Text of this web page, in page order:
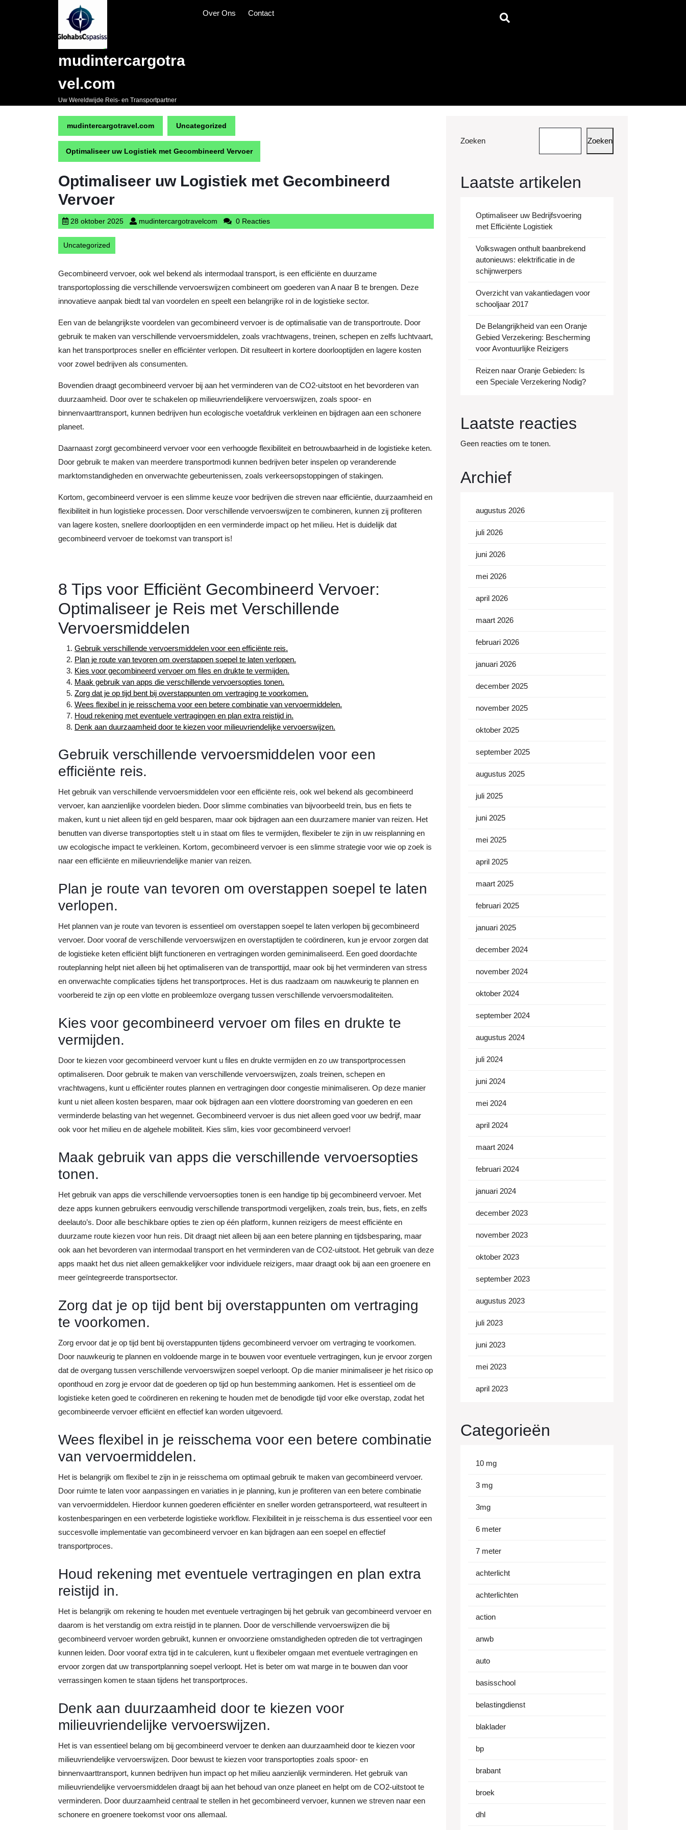
mudintercargotra
vel.com
Uw Wereldwijde Reis- en Transportpartner
Over Ons Contact
mudintercargotravel.com Uncategorized
Optimaliseer uw Logistiek met Gecombineerd Vervoer
Optimaliseer uw Logistiek met Gecombineerd
Vervoer
28 oktober 202528
oktober
mudintercargotravelcom mudintercargotravelcom
0 Reacties
Uncategorized
Gecombineerd vervoer, ook wel bekend als intermodaal transport, is een efficiënte en duurzame
transportoplossing die verschillende vervoerswijzen combineert om goederen van A naar B te brengen. Deze
innovatieve aanpak biedt tal van voordelen en speelt een belangrijke rol in de logistieke sector.
Een van de belangrijkste voordelen van gecombineerd vervoer is de optimalisatie van de transportroute. Door
gebruik te maken van verschillende vervoersmiddelen, zoals vrachtwagens, treinen, schepen en zelfs luchtvaart,
kan het transportproces sneller en efficiënter verlopen. Dit resulteert in kortere doorlooptijden en lagere kosten
voor zowel bedrijven als consumenten.
Bovendien draagt gecombineerd vervoer bij aan het verminderen van de CO2-uitstoot en het bevorderen van
duurzaamheid. Door over te schakelen op milieuvriendelijkere vervoerswijzen, zoals spoor- en
binnenvaarttransport, kunnen bedrijven hun ecologische voetafdruk verkleinen en bijdragen aan een schonere
planeet.
Daarnaast zorgt gecombineerd vervoer voor een verhoogde flexibiliteit en betrouwbaarheid in de logistieke keten.
Door gebruik te maken van meerdere transportmodi kunnen bedrijven beter inspelen op veranderende
marktomstandigheden en onverwachte gebeurtenissen, zoals verkeersopstoppingen of stakingen.
Kortom, gecombineerd vervoer is een slimme keuze voor bedrijven die streven naar efficiëntie, duurzaamheid en
flexibiliteit in hun logistieke processen. Door verschillende vervoerswijzen te combineren, kunnen zij profiteren
van lagere kosten, snellere doorlooptijden en een verminderde impact op het milieu. Het is duidelijk dat
gecombineerd vervoer de toekomst van transport is!
8 Tips voor Efficiënt Gecombineerd Vervoer:
Optimaliseer je Reis met Verschillende
Vervoersmiddelen
Gebruik verschillende vervoersmiddelen voor een efficiënte reis.
Plan je route van tevoren om overstappen soepel te laten verlopen.
Kies voor gecombineerd vervoer om files en drukte te vermijden.
Maak gebruik van apps die verschillende vervoersopties tonen.
Zorg dat je op tijd bent bij overstappunten om vertraging te voorkomen.
Wees flexibel in je reisschema voor een betere combinatie van vervoermiddelen.
Houd rekening met eventuele vertragingen en plan extra reistijd in.
Denk aan duurzaamheid door te kiezen voor milieuvriendelijke vervoerswijzen.
Gebruik verschillende vervoersmiddelen voor een
efficiënte reis.
Het gebruik van verschillende vervoersmiddelen voor een efficiënte reis, ook wel bekend als gecombineerd
vervoer, kan aanzienlijke voordelen bieden. Door slimme combinaties van bijvoorbeeld trein, bus en fiets te
maken, kunt u niet alleen tijd en geld besparen, maar ook bijdragen aan een duurzamere manier van reizen. Het
benutten van diverse transportopties stelt u in staat om files te vermijden, flexibeler te zijn in uw reisplanning en
uw ecologische impact te verkleinen. Kortom, gecombineerd vervoer is een slimme strategie voor wie op zoek is
naar een efficiënte en milieuvriendelijke manier van reizen.
Plan je route van tevoren om overstappen soepel te laten
verlopen.
Het plannen van je route van tevoren is essentieel om overstappen soepel te laten verlopen bij gecombineerd
vervoer. Door vooraf de verschillende vervoerswijzen en overstaptijden te coördineren, kun je ervoor zorgen dat
de logistieke keten efficiënt blijft functioneren en vertragingen worden geminimaliseerd. Een goed doordachte
routeplanning helpt niet alleen bij het optimaliseren van de transporttijd, maar ook bij het verminderen van stress
en onverwachte complicaties tijdens het transportproces. Het is dus raadzaam om nauwkeurig te plannen en
voorbereid te zijn op een vlotte en probleemloze overgang tussen verschillende vervoersmodaliteiten.
Kies voor gecombineerd vervoer om files en drukte te
vermijden.
Door te kiezen voor gecombineerd vervoer kunt u files en drukte vermijden en zo uw transportprocessen
optimaliseren. Door gebruik te maken van verschillende vervoerswijzen, zoals treinen, schepen en
vrachtwagens, kunt u efficiënter routes plannen en vertragingen door congestie minimaliseren. Op deze manier
kunt u niet alleen kosten besparen, maar ook bijdragen aan een vlottere doorstroming van goederen en een
verminderde belasting van het wegennet. Gecombineerd vervoer is dus niet alleen goed voor uw bedrijf, maar
ook voor het milieu en de algehele mobiliteit. Kies slim, kies voor gecombineerd vervoer!
Maak gebruik van apps die verschillende vervoersopties
tonen.
Het gebruik van apps die verschillende vervoersopties tonen is een handige tip bij gecombineerd vervoer. Met
deze apps kunnen gebruikers eenvoudig verschillende transportmodi vergelijken, zoals trein, bus, fiets, en zelfs
deelauto’s. Door alle beschikbare opties te zien op één platform, kunnen reizigers de meest efficiënte en
duurzame route kiezen voor hun reis. Dit draagt niet alleen bij aan een betere planning en tijdsbesparing, maar
ook aan het bevorderen van intermodaal transport en het verminderen van de CO2-uitstoot. Het gebruik van deze
apps maakt het dus niet alleen gemakkelijker voor individuele reizigers, maar draagt ook bij aan een groenere en
meer geïntegreerde transportsector.
Zorg dat je op tijd bent bij overstappunten om vertraging
te voorkomen.
Zorg ervoor dat je op tijd bent bij overstappunten tijdens gecombineerd vervoer om vertraging te voorkomen.
Door nauwkeurig te plannen en voldoende marge in te bouwen voor eventuele vertragingen, kun je ervoor zorgen
dat de overgang tussen verschillende vervoerswijzen soepel verloopt. Op die manier minimaliseer je het risico op
oponthoud en zorg je ervoor dat de goederen op tijd op hun bestemming aankomen. Het is essentieel om de
logistieke keten goed te coördineren en rekening te houden met de benodigde tijd voor elke overstap, zodat het
gecombineerde vervoer efficiënt en effectief kan worden uitgevoerd.
Wees flexibel in je reisschema voor een betere combinatie
van vervoermiddelen.
Het is belangrijk om flexibel te zijn in je reisschema om optimaal gebruik te maken van gecombineerd vervoer.
Door ruimte te laten voor aanpassingen en variaties in je planning, kun je profiteren van een betere combinatie
van vervoermiddelen. Hierdoor kunnen goederen efficiënter en sneller worden getransporteerd, wat resulteert in
kostenbesparingen en een verbeterde logistieke workflow. Flexibiliteit in je reisschema is dus essentieel voor een
succesvolle implementatie van gecombineerd vervoer en kan bijdragen aan een soepel en effectief
transportproces.
Houd rekening met eventuele vertragingen en plan extra
reistijd in.
Het is belangrijk om rekening te houden met eventuele vertragingen bij het gebruik van gecombineerd vervoer en
daarom is het verstandig om extra reistijd in te plannen. Door de verschillende vervoerswijzen die bij
gecombineerd vervoer worden gebruikt, kunnen er onvoorziene omstandigheden optreden die tot vertragingen
kunnen leiden. Door vooraf extra tijd in te calculeren, kunt u flexibeler omgaan met eventuele vertragingen en
ervoor zorgen dat uw transportplanning soepel verloopt. Het is beter om wat marge in te bouwen dan voor
verrassingen komen te staan tijdens het transportproces.
Denk aan duurzaamheid door te kiezen voor
milieuvriendelijke vervoerswijzen.
Het is van essentieel belang om bij gecombineerd vervoer te denken aan duurzaamheid door te kiezen voor
milieuvriendelijke vervoerswijzen. Door bewust te kiezen voor transportopties zoals spoor- en
binnenvaarttransport, kunnen bedrijven hun impact op het milieu aanzienlijk verminderen. Het gebruik van
milieuvriendelijke vervoersmiddelen draagt bij aan het behoud van onze planeet en helpt om de CO2-uitstoot te
verminderen. Door duurzaamheid centraal te stellen in het gecombineerd vervoer, kunnen we streven naar een
schonere en groenere toekomst voor ons allemaal.
Zoeken Zoeken
Laatste artikelen
Optimaliseer uw Bedrijfsvoering
met Efficiënte Logistiek
Volkswagen onthult baanbrekend
autonieuws: elektrificatie in de
schijnwerpers
Overzicht van vakantiedagen voor
schooljaar 2017
De Belangrijkheid van een Oranje
Gebied Verzekering: Bescherming
voor Avontuurlijke Reizigers
Reizen naar Oranje Gebieden: Is
een Speciale Verzekering Nodig?
Laatste reacties
Geen reacties om te tonen.
Archief
augustus 2026
juli 2026
juni 2026
mei 2026
april 2026
maart 2026
februari 2026
januari 2026
december 2025
november 2025
oktober 2025
september 2025
augustus 2025
juli 2025
juni 2025
mei 2025
april 2025
maart 2025
februari 2025
januari 2025
december 2024
november 2024
oktober 2024
september 2024
augustus 2024
juli 2024
juni 2024
mei 2024
april 2024
maart 2024
februari 2024
januari 2024
december 2023
november 2023
oktober 2023
september 2023
augustus 2023
juli 2023
juni 2023
mei 2023
april 2023
Categorieën
10 mg
3 mg
3mg
6 meter
7 meter
achterlicht
achterlichten
action
anwb
auto
basisschool
belastingdienst
blaklader
bp
brabant
broek
dhl